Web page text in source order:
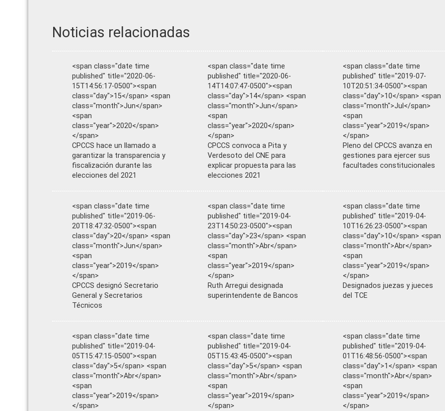
Noticias relacionadas
<span class="date time
published" title="2020-06-
15T14:56:17-0500"><span
class="day">15</span> <span
class="month">Jun</span>
<span
class="year">2020</span>
</span>
CPCCS hace un llamado a
garantizar la transparencia y
fiscalización durante las
elecciones del 2021
<span class="date time
published" title="2020-06-
14T14:07:47-0500"><span
class="day">14</span> <span
class="month">Jun</span>
<span
class="year">2020</span>
</span>
CPCCS convoca a Pita y
Verdesoto del CNE para
explicar propuesta para las
elecciones 2021
<span class="date time
published" title="2019-07-
10T20:51:34-0500"><span
class="day">10</span> <span
class="month">Jul</span>
<span
class="year">2019</span>
</span>
Pleno del CPCCS avanza en
gestiones para ejercer sus
facultades constitucionales
<span class="date time
published" title="2019-06-
20T18:47:32-0500"><span
class="day">20</span> <span
class="month">Jun</span>
<span
class="year">2019</span>
</span>
CPCCS designó Secretario
General y Secretarios
Técnicos
<span class="date time
published" title="2019-04-
23T14:50:23-0500"><span
class="day">23</span> <span
class="month">Abr</span>
<span
class="year">2019</span>
</span>
Ruth Arregui designada
superintendente de Bancos
<span class="date time
published" title="2019-04-
10T16:26:23-0500"><span
class="day">10</span> <span
class="month">Abr</span>
<span
class="year">2019</span>
</span>
Designados juezas y jueces
del TCE
<span class="date time
published" title="2019-04-
05T15:47:15-0500"><span
class="day">5</span> <span
class="month">Abr</span>
<span
class="year">2019</span>
</span>
<span class="date time
published" title="2019-04-
05T15:43:45-0500"><span
class="day">5</span> <span
class="month">Abr</span>
<span
class="year">2019</span>
</span>
<span class="date time
published" title="2019-04-
01T16:48:56-0500"><span
class="day">1</span> <span
class="month">Abr</span>
<span
class="year">2019</span>
</span>